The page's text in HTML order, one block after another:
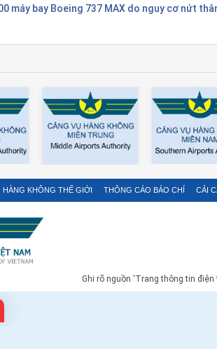
máy bay Boeing 737 MAX do nguy cơ nứt
HÀNG KHÔNG THẾ GIỚI THÔNG CÁO BÁO CHÍ CẢI
Ghi rõ nguồn 'Trang thông tin